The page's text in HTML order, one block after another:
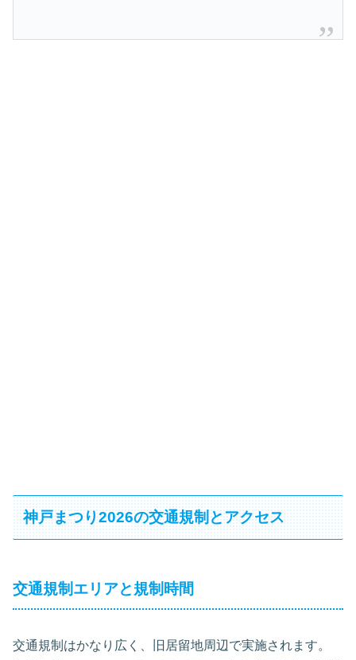
神戸まつり2026の交通規制とアクセス
交通規制エリアと規制時間
交通規制はかなり広く、旧居留地周辺で実施されます。